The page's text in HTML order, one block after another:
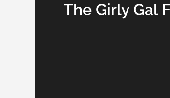
The Girly Gal